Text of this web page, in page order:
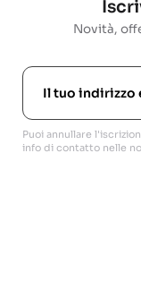
Novità,
Puoi annullare
info di contatto nelle